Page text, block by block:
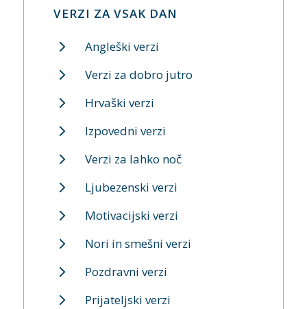
VERZI ZA VSAK DAN
Angleški verzi
Verzi za dobro jutro
Hrvaški verzi
Izpovedni verzi
Verzi za lahko noč
Ljubezenski verzi
Motivacijski verzi
Nori in smešni verzi
Pozdravni verzi
Prijateljski verzi